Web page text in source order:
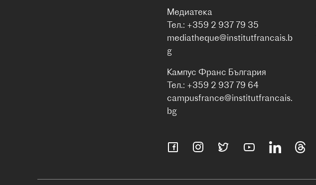
Медиатека
Тел.: +359 2 937 79 35
mediatheque@institutfrancais.b
g
Кампус Франс България
Тел.: +359 2 937 79 64
campusfrance@institutfrancais.
bg